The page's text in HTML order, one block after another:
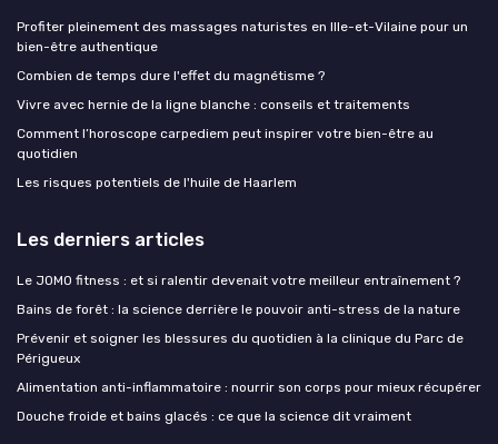
Profiter pleinement des massages naturistes en Ille-et-Vilaine pour un
bien-être authentique
Combien de temps dure l'effet du magnétisme ?
Vivre avec hernie de la ligne blanche : conseils et traitements
Comment l’horoscope carpediem peut inspirer votre bien-être au
quotidien
Les risques potentiels de l'huile de Haarlem
Les derniers articles
Le JOMO fitness : et si ralentir devenait votre meilleur entraînement ?
Bains de forêt : la science derrière le pouvoir anti-stress de la nature
Prévenir et soigner les blessures du quotidien à la clinique du Parc de
Périgueux
Alimentation anti-inflammatoire : nourrir son corps pour mieux récupérer
Douche froide et bains glacés : ce que la science dit vraiment